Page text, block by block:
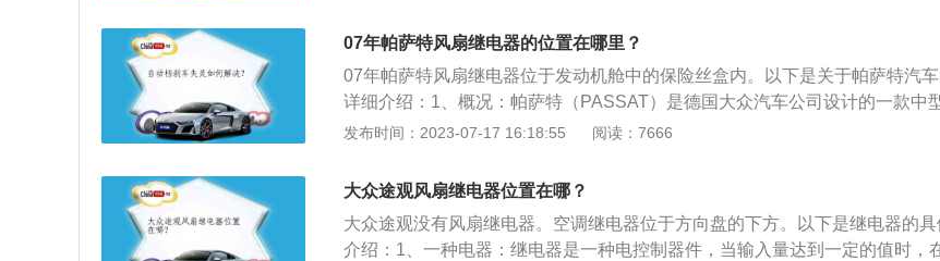
路)和被控制系统(又称输出回路)之间的互动关系。通常应用于自动化的控制电
中，它实际上是用小电流去控制大电流运作的一种“自动开关”。故在电路中起着
自动调节、安全保护、转换电路等作用。继电器测量方法：一般多是触电氧化
电灼氧化造成接触不良，控制端接相应的电压，用万用表测量触点阻值。如果
开的触点在控制端通电后，阻值不稳定或几十欧姆以上甚至无穷大（正常阻值
后的触点阻值，如果阻值不稳定或比较大，则也为不良。
07年帕萨特风扇继电器的位置在哪里？
07年帕萨特风扇继电器位于发动机舱中的保险丝盒内。以下是关于帕萨特汽
详细介绍：1、概况：帕萨特（PASSAT）是德国大众汽车公司设计的一款中
车。在大众汽车谱系中划为B级车。帕萨特自1973年诞生，40多年来大众帕萨
其他：轴距为2871mm。车型尺寸为4933mm*1836mm*1469mm。行李箱容积
521升。油箱容积为66升。标准座位数为5个。加速时间为0-100km/h加速(s)（
4-9.3）。驱动方式为前置前驱。
发布时间：2023-07-17 16:18:55 阅读：7666
大众途观风扇继电器位置在哪？
大众途观没有风扇继电器。空调继电器位于方向盘的下方。以下是继电器的具
介绍：1、一种电器：继电器是一种电控制器件，当输入量达到一定的值时，